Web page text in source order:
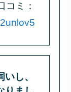
コミ：
し、